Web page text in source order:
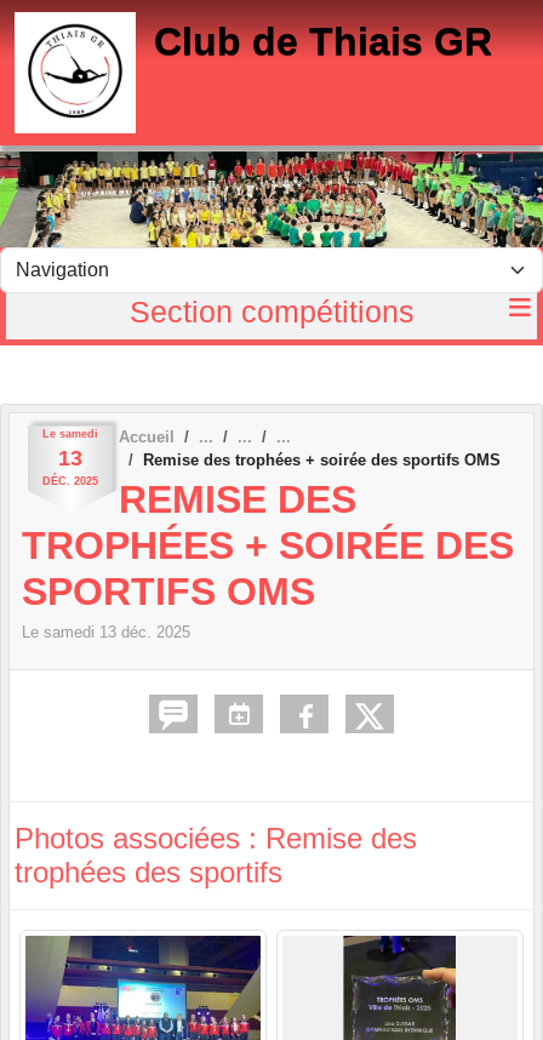
Club de Thiais GR
Section compétitions
Le samedi
13
DÉC. 2025
Accueil
Remise des trophées + soirée des sportifs OMS
REMISE DES
TROPHÉES + SOIRÉE DES
SPORTIFS OMS
Le samedi 13 déc. 2025
Photos associées : Remise des
trophées des sportifs
Panneau de gestion des cookies